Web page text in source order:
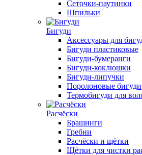
Сеточки-паутинки
Шпильки
Бигуди
Аксессуары для
Бигуди пластиковые
Бигуди-бумеранги
Бигуди-коклюшки
Бигуди-липучки
Поролоновые бигуди
Термобигуди для
Расчёски
Брашинги
Гребни
Расчёски и щётки
Щётки для чистки